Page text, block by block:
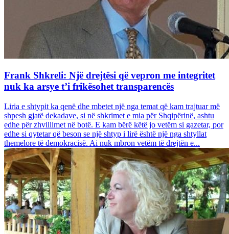
Frank Shkreli: Një drejtësi që vepron me integritet
nuk ka arsye t’i frikësohet transparencës
Liria e shtypit ka qenë dhe mbetet një nga temat që kam trajtuar më
shpesh gjatë dekadave, si në shkrimet e mia për Shqipërinë, ashtu
edhe për zhvillimet në botë. E kam bërë këtë jo vetëm si gazetar, por
edhe si qytetar që beson se një shtyp i lirë është një nga shtyllat
themelore të demokracisë. Ai nuk mbron vetëm të drejtën e...